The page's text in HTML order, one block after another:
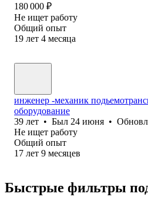
180 000 ₽
Не ищет работу
Общий опыт
19 лет 4 месяца
инженер -механик
оборудование
39 лет • Был 24 июня •
Не ищет работу
Общий опыт
17 лет 9 месяцев
Быстрые фильтры